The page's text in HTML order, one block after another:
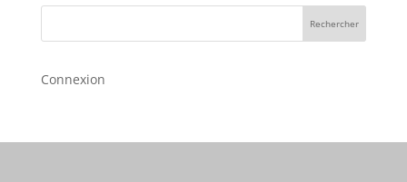
Rechercher
Connexion